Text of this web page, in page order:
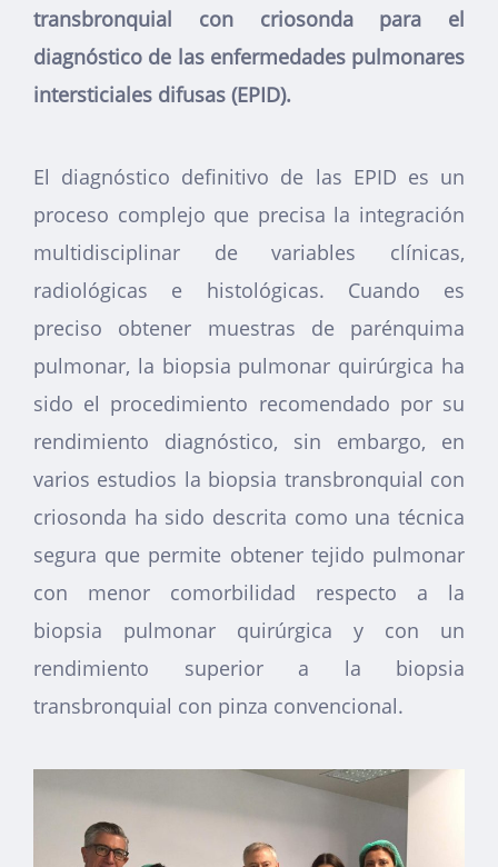
transbronquial con criosonda para el
diagnóstico de las enfermedades pulmonares
intersticiales difusas (EPID).
El diagnóstico definitivo de las EPID es un
proceso complejo que precisa la integración
multidisciplinar de variables clínicas,
radiológicas e histológicas. Cuando es
preciso obtener muestras de parénquima
pulmonar, la biopsia pulmonar quirúrgica ha
sido el procedimiento recomendado por su
rendimiento diagnóstico, sin embargo, en
varios estudios la biopsia transbronquial con
criosonda ha sido descrita como una técnica
segura que permite obtener tejido pulmonar
con menor comorbilidad respecto a la
biopsia pulmonar quirúrgica y con un
rendimiento superior a la biopsia
transbronquial con pinza convencional.